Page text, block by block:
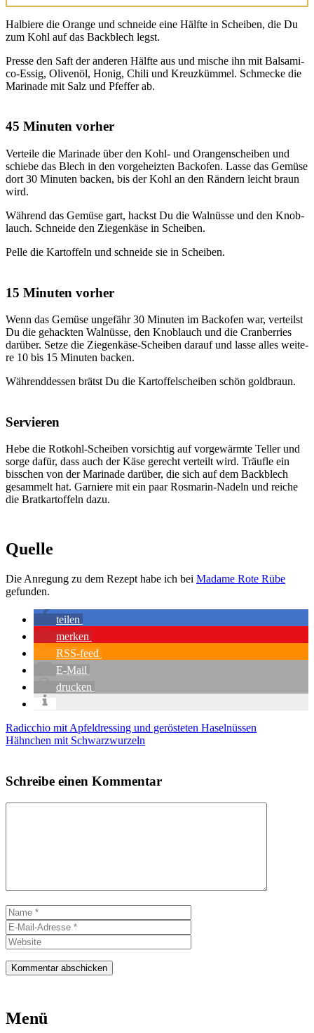
Hal­bie­re die Oran­ge und schnei­de eine Hälf­te in Schei­ben, die Du
zum Kohl auf das Back­blech legst.
Pres­se den Saft der ande­ren Hälf­te aus und mische ihn mit Bal­sa­mi­
co-Essig, Oli­ven­öl, Honig, Chi­li und Kreuz­küm­mel. Schme­cke die
Mari­na­de mit Salz und Pfef­fer ab.
45 Minuten vorher
Ver­tei­le die Mari­na­de über den Kohl- und Oran­gen­schei­ben und
schie­be das Blech in den vor­ge­heiz­ten Back­ofen. Las­se das Gemü­se
dort 30 Minu­ten backen, bis der Kohl an den Rän­dern leicht braun
wird.
Wäh­rend das Gemü­se gart, hackst Du die Wal­nüs­se und den Knob­
lauch. Schnei­de den Zie­gen­kä­se in Schei­ben.
Pel­le die Kar­tof­feln und schnei­de sie in Schei­ben.
15 Minuten vorher
Wenn das Gemü­se unge­fähr 30 Minu­ten im Back­ofen war, ver­teilst
Du die gehack­ten Wal­nüs­se, den Knob­lauch und die Cran­ber­ries
dar­über. Set­ze die Zie­gen­kä­se-Schei­ben dar­auf und las­se alles wei­te­
re 10 bis 15 Minu­ten backen.
Wäh­rend­des­sen brätst Du die Kar­tof­fel­schei­ben schön gold­braun.
Servieren
Hebe die Rot­kohl-Schei­ben vor­sich­tig auf vor­ge­wärm­te Tel­ler und
sor­ge dafür, dass auch der Käse gerecht ver­teilt wird. Träuf­le ein
biss­chen von der Mari­na­de dar­über, die sich auf dem Back­blech
gesam­melt hat. Gar­nie­re mit ein paar Ros­ma­rin-Nadeln und rei­che
die Brat­kar­tof­feln dazu.
Quelle
Die Anre­gung zu dem Rezept habe ich bei Madame Rote Rübe
gefun­den.
tei­len
mer­ken
RSS-feed
E‑Mail
dru­cken
Radicchio mit Apfeldressing und gerösteten Haselnüssen
Hähnchen mit Schwarzwurzeln
Schreibe einen Kommentar
Name
Mail-
Adresse
Menü